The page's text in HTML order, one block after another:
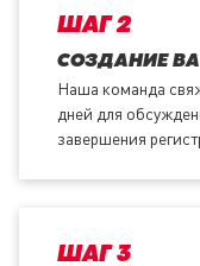
ШАГ 2
СОЗДАНИЕ
Наша команда
дней для
завершения
ШАГ 3